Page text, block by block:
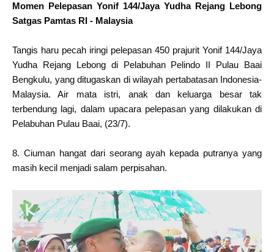
Momen Pelepasan Yonif 144/Jaya Yudha Rejang Lebong
Satgas Pamtas RI - Malaysia
Tangis haru pecah iringi pelepasan 450 prajurit Yonif 144/Jaya
Yudha Rejang Lebong di Pelabuhan Pelindo II Pulau Baai
Bengkulu, yang ditugaskan di wilayah pertabatasan Indonesia-
Malaysia. Air mata istri, anak dan keluarga besar tak
terbendung lagi, dalam upacara pelepasan yang dilakukan di
Pelabuhan Pulau Baai, (23/7).
8. Ciuman hangat dari seorang ayah kepada putranya yang
masih kecil menjadi salam perpisahan.